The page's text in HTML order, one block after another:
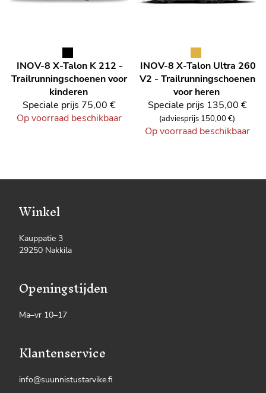
INOV-8 X-Talon K 212 -
Trailrunningschoenen voor
kinderen
Speciale prijs 75,00 €
Op voorraad beschikbaar
INOV-8 X-Talon Ultra 260
V2 - Trailrunningschoenen
voor heren
Speciale prijs 135,00 €
(adviesprijs 150,00 €)
Op voorraad beschikbaar
Winkel
Kauppatie 3
29250 Nakkila
Openingstijden
Ma–vr 10–17
Klantenservice
info@suunnistustarvike.fi